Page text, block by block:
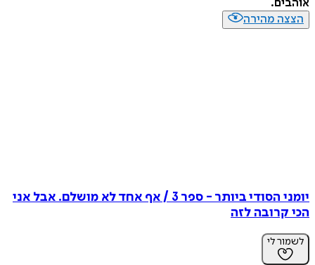
אוהבים.
הצצה מהירה
יומני הסודי ביותר - ספר 3 / אף אחד לא מושלם. אבל אני
הכי קרובה לזה
לשמור לי